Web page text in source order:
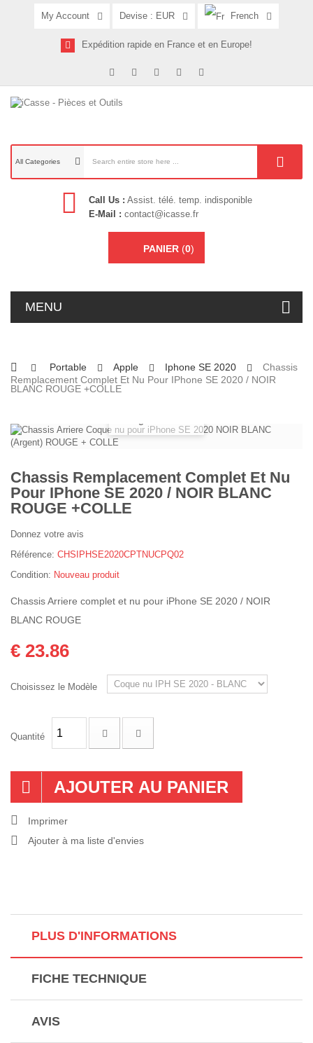
My Account Devise : EUR French
Expédition rapide en France et en Europe!
All Categories
Call Us : Assist. télé. temp. indisponible
E-Mail : contact@icasse.fr
PANIER (0)
MENU
Portable Apple Iphone SE 2020
Chassis
Remplacement Complet Et Nu Pour IPhone SE 2020 / NOIR
BLANC ROUGE +COLLE
Chassis Remplacement Complet Et Nu
Pour IPhone SE 2020 / NOIR BLANC
ROUGE +COLLE
Donnez votre avis
Référence: CHSIPHSE2020CPTNUCPQ02
Condition: Nouveau produit
Chassis Arriere complet et nu pour iPhone SE 2020 / NOIR
BLANC ROUGE
€ 23.86
Choisissez le Modèle
Quantité
AJOUTER AU PANIER
Imprimer
Ajouter à ma liste d'envies
PLUS D'INFORMATIONS
FICHE TECHNIQUE
AVIS